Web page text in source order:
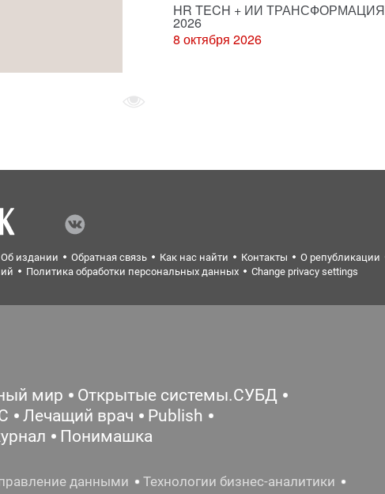
HR TECH + ИИ ТРАНСФОРМАЦИЯ
2026
8 октября 2026
Об издании Обратная связь Как нас найти Контакты
О републикации
Политика обработки персональных данных Change privacy settings
мир
Открытые системы.СУБД
Лечащий врач
Publish
Понимашка
данными
Технологии бизнес-аналитики